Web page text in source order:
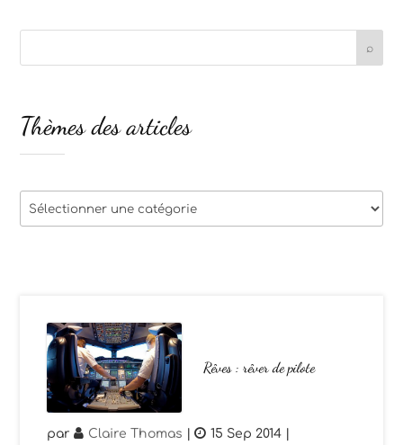
Rêves : rêver de pilote
par Claire Thomas | 15 Sep 2014
Thèmes des articles
Thèmes
des